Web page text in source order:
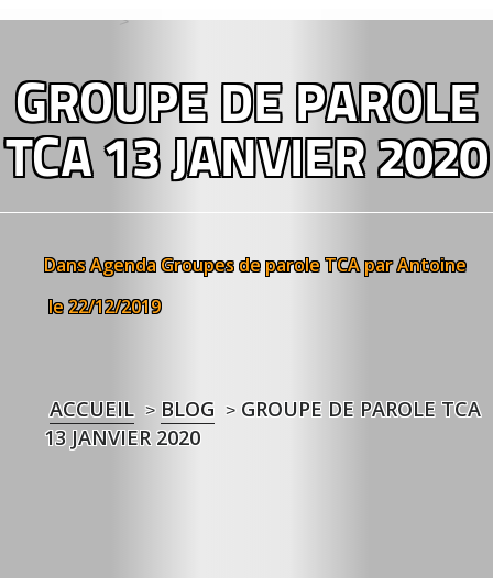
');">
GROUPE DE PAROLE
TCA 13 JANVIER 2020
DansAgendaGroupes de parole TCApar Antoine
le 22/12/2019
ACCUEIL > BLOG > GROUPE DE PAROLE TCA
13 JANVIER 2020